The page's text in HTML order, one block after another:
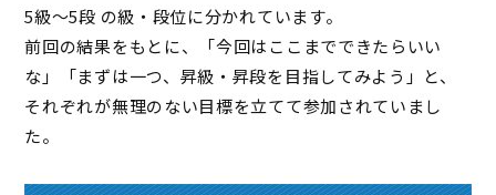
5級〜5段 の級・段位に分かれています。
前回の結果をもとに、「今回はここまでできたらいい
な」「まずは一つ、昇級・昇段を目指してみよう」と、
それぞれが無理のない目標を立てて参加されていまし
た。